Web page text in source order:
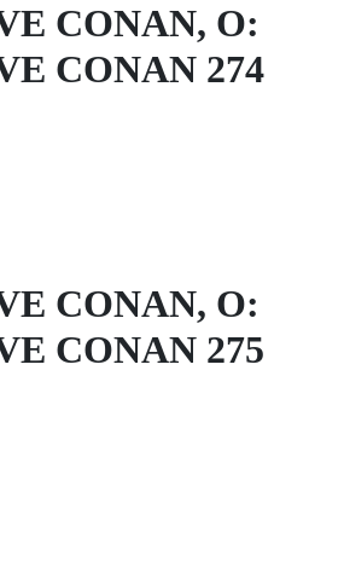
CONAN, O:
CONAN 274
CONAN, O:
CONAN 275